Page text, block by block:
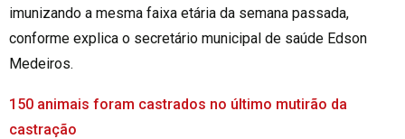
imunizando a mesma faixa etária da semana passada,
conforme explica o secretário municipal de saúde Edson
Medeiros.
150 animais foram castrados no último mutirão da
castração